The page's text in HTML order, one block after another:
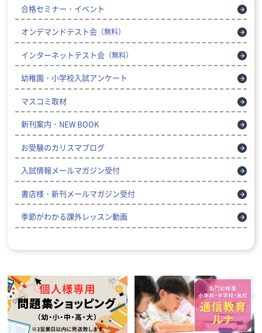
合格セミナー・イベント
オンデマンドテスト会 （無料）
インターネットテスト会 （無料）
幼稚園・小学校入試アンケート
マスコミ取材
新刊案内・NEW BOOK
お受験のカリスマブログ
入試情報メールマガジン受付
書店様・新刊メールマガジン受付
季節がわかる課外レッスン動画